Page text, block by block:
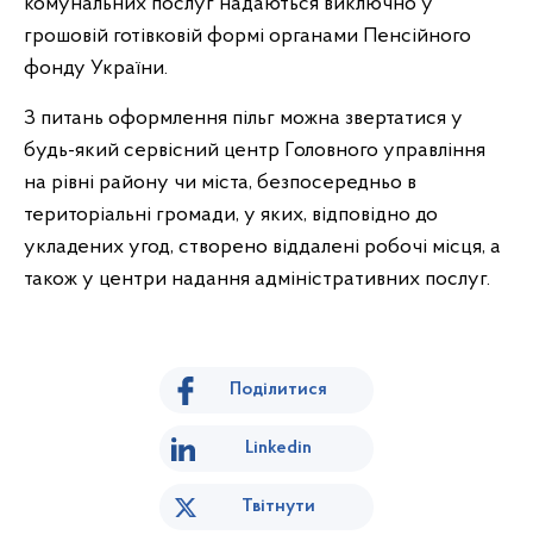
грошовій готівковій формі органами Пенсійного
фонду України.
З питань оформлення пільг можна звертатися у
будь-який сервісний центр Головного управління
на рівні району чи міста, безпосередньо в
територіальні громади, у яких, відповідно до
укладених угод, створено віддалені робочі місця, а
також у центри надання адміністративних послуг.
Поділитися
Linkedin
Твітнути